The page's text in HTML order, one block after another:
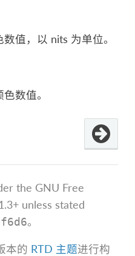
值，以 nits 为单位。
数值。
the GNU Free
unless stated
。
本的 RTD 主题进行构